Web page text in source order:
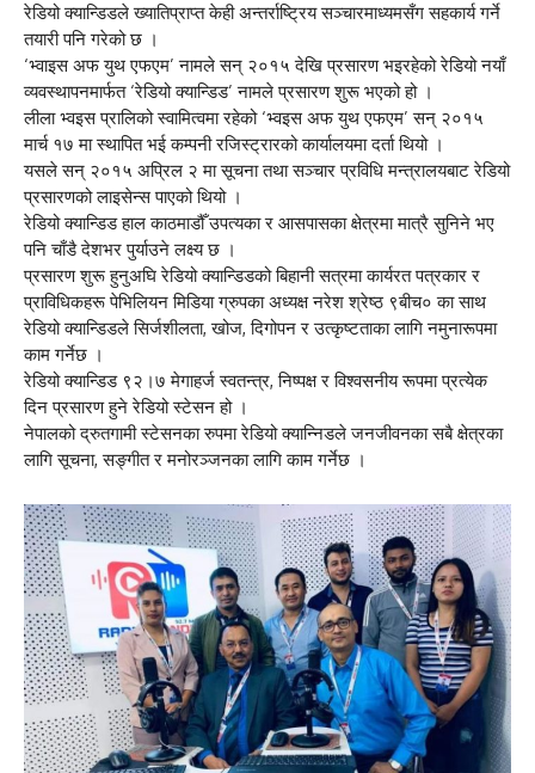
रेडियो क्यान्डिडले ख्यातिप्राप्त केही अन्तर्राष्ट्रिय सञ्चारमाध्यमसँग सहकार्य गर्ने
तयारी पनि गरेको छ ।
‘भ्वाइस अफ युथ एफएम’ नामले सन् २०१५ देखि प्रसारण भइरहेको रेडियो नयाँ
व्यवस्थापनमार्फत ‘रेडियो क्यान्डिड’ नामले प्रसारण शुरू भएको हो ।
लीला भ्वइस प्रालिको स्वामित्वमा रहेको ‘भ्वइस अफ युथ एफएम’ सन् २०१५
मार्च १७ मा स्थापित भई कम्पनी रजिस्ट्रारको कार्यालयमा दर्ता थियो ।
यसले सन् २०१५ अप्रिल २ मा सूचना तथा सञ्चार प्रविधि मन्त्रालयबाट रेडियो
प्रसारणको लाइसेन्स पाएको थियो ।
रेडियो क्यान्डिड हाल काठमाडौँ उपत्यका र आसपासका क्षेत्रमा मात्रै सुनिने भए
पनि चाँडै देशभर पुर्याउने लक्ष्य छ ।
प्रसारण शुरू हुनुअघि रेडियो क्यान्डिडको बिहानी सत्रमा कार्यरत पत्रकार र
प्राविधिकहरू पेभिलियन मिडिया ग्रुपका अध्यक्ष नरेश श्रेष्ठ ९बीच० का साथ
रेडियो क्यान्डिडले सिर्जशीलता, खोज, दिगोपन र उत्कृष्टताका लागि नमुनारूपमा
काम गर्नेछ ।
रेडियो क्यान्डिड ९२।७ मेगाहर्ज स्वतन्त्र, निष्पक्ष र विश्वसनीय रूपमा प्रत्येक
दिन प्रसारण हुने रेडियो स्टेसन हो ।
नेपालको द्रुतगामी स्टेसनका रुपमा रेडियो क्यान्निडले जनजीवनका सबै क्षेत्रका
लागि सूचना, सङ्गीत र मनोरञ्जनका लागि काम गर्नेछ ।